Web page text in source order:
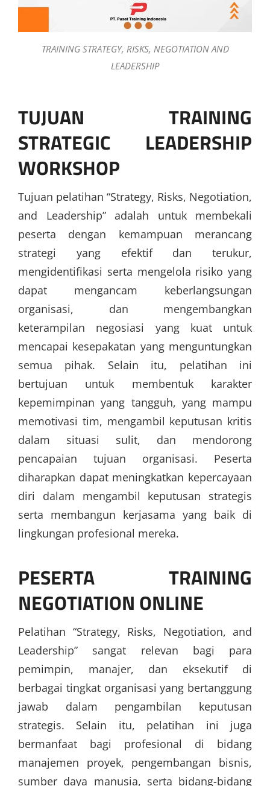
TRAINING STRATEGY, RISKS, NEGOTIATION AND
LEADERSHIP
TUJUAN TRAINING
STRATEGIC LEADERSHIP
WORKSHOP
Tujuan pelatihan “Strategy, Risks, Negotiation,
and Leadership” adalah untuk membekali
peserta dengan kemampuan merancang
strategi yang efektif dan terukur,
mengidentifikasi serta mengelola risiko yang
dapat mengancam keberlangsungan
organisasi, dan mengembangkan
keterampilan negosiasi yang kuat untuk
mencapai kesepakatan yang menguntungkan
semua pihak. Selain itu, pelatihan ini
bertujuan untuk membentuk karakter
kepemimpinan yang tangguh, yang mampu
memotivasi tim, mengambil keputusan kritis
dalam situasi sulit, dan mendorong
pencapaian tujuan organisasi. Peserta
diharapkan dapat meningkatkan kepercayaan
diri dalam mengambil keputusan strategis
serta membangun kerjasama yang baik di
lingkungan profesional mereka.
PESERTA TRAINING
NEGOTIATION ONLINE
Pelatihan “Strategy, Risks, Negotiation, and
Leadership” sangat relevan bagi para
pemimpin, manajer, dan eksekutif di
berbagai tingkat organisasi yang bertanggung
jawab dalam pengambilan keputusan
strategis. Selain itu, pelatihan ini juga
bermanfaat bagi profesional di bidang
manajemen proyek, pengembangan bisnis,
sumber daya manusia, serta bidang-bidang